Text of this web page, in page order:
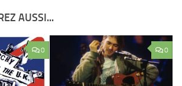
AUSSI...
0 0